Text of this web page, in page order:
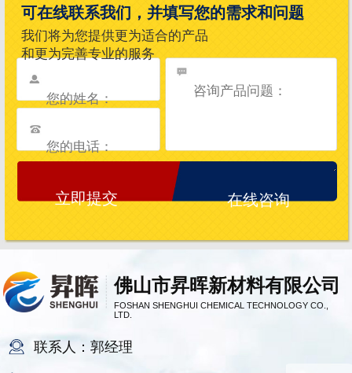
佛山市昇晖新材料有限公司
FOSHAN SHENGHUI CHEMICAL TECHNOLOGY CO.,
LTD.
联系人：郭经理
可在线联系我们，并填写您的需求和问题
我们将为您提供更为适合的产品
和更为完善专业的服务
在线咨询